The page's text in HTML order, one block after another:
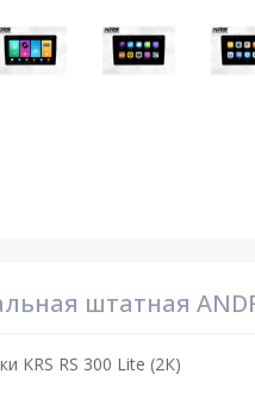
штатная
KRS RS 300 Lite (2К)